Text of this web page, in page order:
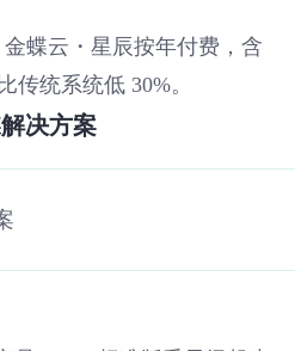
蝶云・星辰按年付费，含
传统系统低 30%。
决方案